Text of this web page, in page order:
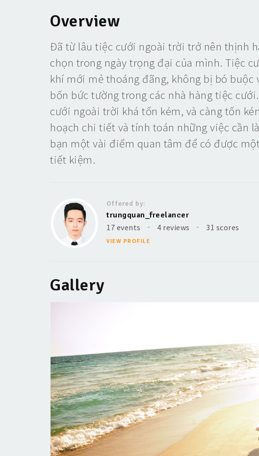
Overview
Đã từ lâu tiệc cưới ngoài trời trở nên thịnh
chọn trong ngày trọng đại của mình. Tiệc
khí mới mẻ thoáng đãng, không bị bó buộc
bốn bức tường trong các nhà hàng tiệc
cưới ngoài trời khá tốn kém, và càng tốn
hoạch chi tiết và tính toán những việc cần
bạn một vài điểm quan tâm để có được
tiết kiệm.
Offered by:
trungquan_freelancer
17 events
4 reviews 31 scores
VIEW PROFILE
Gallery